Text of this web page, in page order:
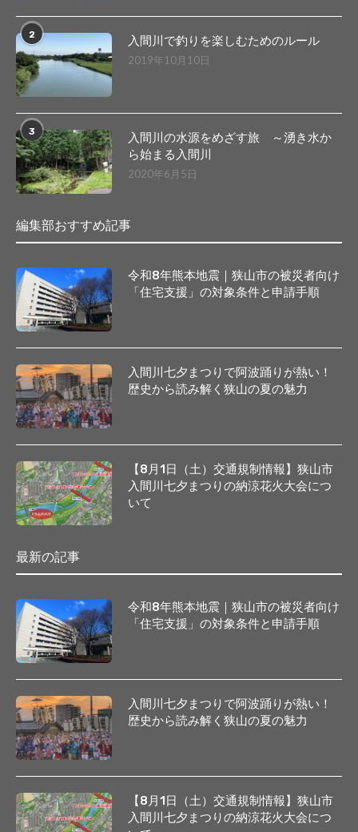
2 入間川で釣りを楽しむためのルール
2019年10月10日
3
入間川の水源をめざす旅 ～湧き水か
ら始まる入間川
2020年6月5日
編集部おすすめ記事
令和8年熊本地震｜狭山市の被災者向け
「住宅支援」の対象条件と申請手順
入間川七夕まつりで阿波踊りが熱い！
歴史から読み解く狭山の夏の魅力
【8月1日（土）交通規制情報】狭山市
入間川七夕まつりの納涼花火大会につ
いて
最新の記事
令和8年熊本地震｜狭山市の被災者向け
「住宅支援」の対象条件と申請手順
入間川七夕まつりで阿波踊りが熱い！
歴史から読み解く狭山の夏の魅力
【8月1日（土）交通規制情報】狭山市
入間川七夕まつりの納涼花火大会につ